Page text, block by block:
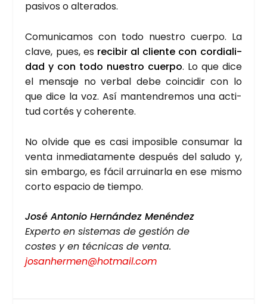
pasi­vos o alte­ra­dos.
Comu­ni­ca­mos con todo nues­tro cuer­po. La
cla­ve, pues, es reci­bir al clien­te con cor­dia­li­
dad y con todo nues­tro cuer­po. Lo que dice
el men­sa­je no ver­bal debe coin­ci­dir con lo
que dice la voz. Así man­ten­dre­mos una acti­
tud cor­tés y cohe­ren­te.
No olvi­de que es casi impo­si­ble con­su­mar la
ven­ta inme­dia­ta­men­te des­pués del salu­do y,
sin embar­go, es fácil arrui­nar­la en ese mis­mo
cor­to espa­cio de tiem­po.
José Anto­nio Her­nán­dez Menén­dez
Exper­to en sis­te­mas de ges­tión de
cos­tes y en téc­ni­cas de ven­ta.
josanhermen@hotmail.com